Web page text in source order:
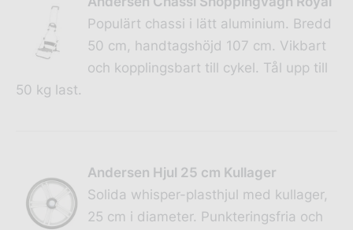
Populärt chassi i lätt aluminium. Bredd
50 cm, handtagshöjd 107 cm. Vikbart
och kopplingsbart till cykel. Tål upp till
50 kg last.
Andersen Hjul 25 cm Kullager
Solida whisper-plasthjul med kullager,
25 cm i diameter. Punkteringsfria och